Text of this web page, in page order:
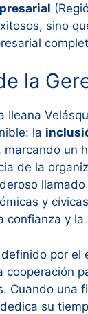
sino
la
Ileana
la
marcando un
de la
y
confianza y
por
cooperación
Cuando una
su